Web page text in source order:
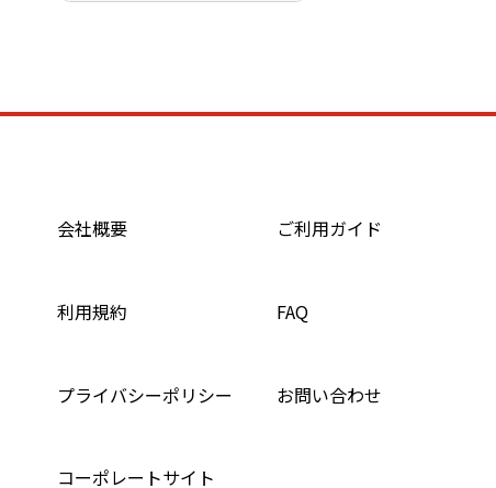
会社概要 ご利用ガイド
利用規約 FAQ
プライバシーポリシー お問い合わせ
コーポレートサイト